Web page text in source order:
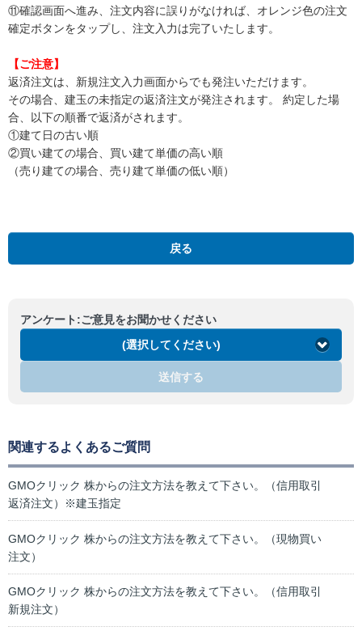
⑪確認画面へ進み、注文内容に誤りがなければ、オレンジ色の注文
確定ボタンをタップし、注文入力は完了いたします。
【ご注意】
返済注文は、新規注文入力画面からでも発注いただけます。
その場合、建玉の未指定の返済注文が発注されます。 約定した場
合、以下の順番で返済がされます。
①建て日の古い順
②買い建ての場合、買い建て単価の高い順
（売り建ての場合、売り建て単価の低い順）
戻る
アンケート:ご意見をお聞かせください
(選択してください)
送信する
関連するよくあるご質問
GMOクリック 株からの注文方法を教えて下さい。（信用取引
返済注文）※建玉指定
GMOクリック 株からの注文方法を教えて下さい。（現物買い
注文）
GMOクリック 株からの注文方法を教えて下さい。（信用取引
新規注文）